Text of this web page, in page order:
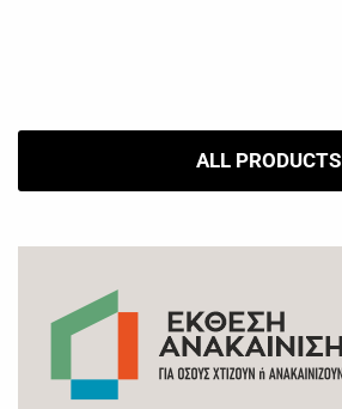
ALL PRODUCTS